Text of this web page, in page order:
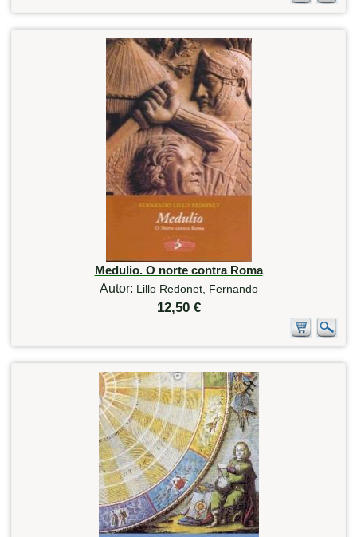
Medulio. O norte contra Roma
Autor: Lillo Redonet, Fernando
12,50 €